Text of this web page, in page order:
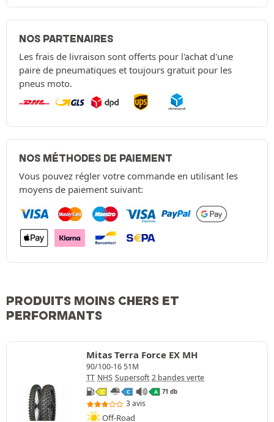
NOS PARTENAIRES
Les frais de livraison sont offerts pour l'achat d'une
paire de pneumatiques et toujours gratuit pour les
pneus moto.
NOS MÉTHODES DE PAIEMENT
Vous pouvez régler votre commande en utilisant les
moyens de paiement suivant:
PRODUITS MOINS CHERS ET
PERFORMANTS
Mitas Terra Force EX MH
90/100-16 51M
TT NHS Supersoft 2 bandes verte
C C A 71 db
3 avis
Off-Road